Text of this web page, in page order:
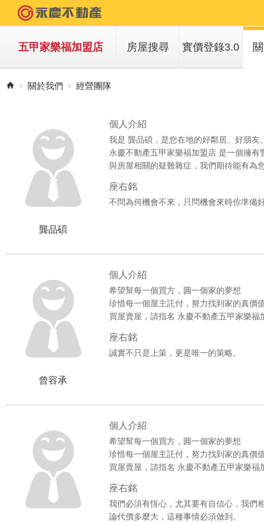
五甲家樂福加盟店 房屋搜尋 實價登錄3.0
關於我們 經營團隊
個人介紹
我是 龔品碩，是您在地的好鄰居、好朋友
永慶不動產五甲家樂福加盟店 是一個擁
與房屋相關的疑難雜症，我們期待能有為
座右銘
不問為何機會不來，只問機會來時你準備
龔品碩
個人介紹
希望幫每一個買方，圓一個家的夢想
珍惜每一個屋主託付，努力找到家的真價
買屋賣屋，請指名 永慶不動產五甲家樂福
座右銘
誠實不只是上策，更是唯一的策略。
曾容承
個人介紹
希望幫每一個買方，圓一個家的夢想
珍惜每一個屋主託付，努力找到家的真價
買屋賣屋，請指名 永慶不動產五甲家樂福
座右銘
我們必須有恆心，尤其要有自信心，我們
論代價多麼大，這種事情必須做到。